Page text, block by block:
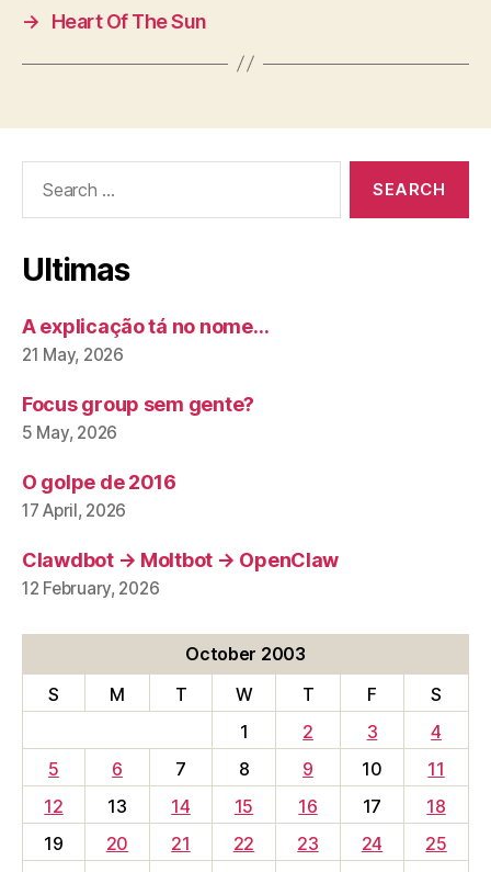
→
Heart Of The Sun
Ultimas
A explicação tá no nome…
21 May, 2026
Focus group sem gente?
5 May, 2026
O golpe de 2016
17 April, 2026
Clawdbot → Moltbot → OpenClaw
12 February, 2026
October 2003
S
M T W T F
S
1
2 3
4
5
6 7 8 9 10
11
12
13 14 15 16 17
18
19
20 21 22 23 24
25